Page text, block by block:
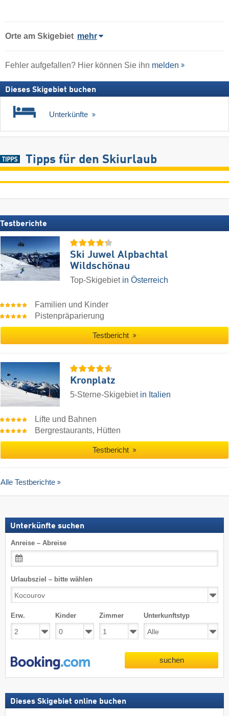
Orte am Skigebiet mehr
Fehler aufgefallen? Hier können Sie ihn melden
Dieses Skigebiet buchen
Unterkünfte
Tipps für den Skiurlaub
Testberichte
Ski Juwel Alpbachtal
Wildschönau
Top-Skigebiet in Österreich
Familien und Kinder
Pistenpräparierung
Testbericht
Kronplatz
5-Sterne-Skigebiet in Italien
Lifte und Bahnen
Bergrestaurants, Hütten
Testbericht
Alle Testberichte
Unterkünfte suchen
Anreise – Abreise
Urlaubsziel – bitte wählen
Erw. Kinder Zimmer Unterkunftstyp
suchen
Dieses Skigebiet online buchen